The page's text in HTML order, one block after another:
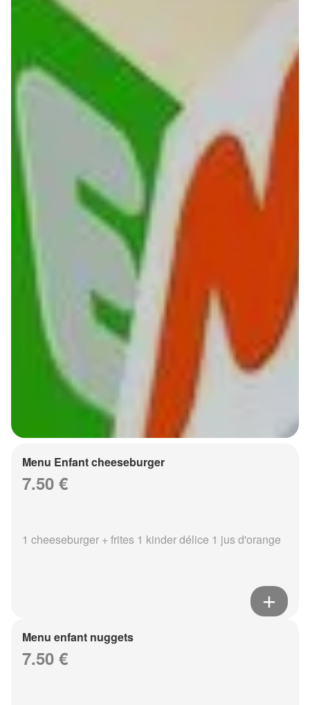
Menu Enfant cheeseburger
7.50 €
1 cheeseburger + frites 1 kinder délice 1 jus d'orange
Menu enfant nuggets
7.50 €